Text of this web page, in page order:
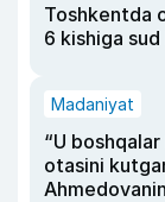
Toshkentda
6 kishiga sud
Madaniyat
“U
otasini